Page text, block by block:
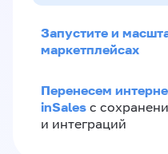
Запустите и
маркетплейсах
Перенесем
inSales с
и интеграций